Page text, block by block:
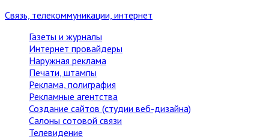
Связь, телекоммуникации, интернет
Газеты и журналы
Интернет провайдеры
Наружная реклама
Печати, штампы
Реклама, полиграфия
Рекламные агентства
Создание сайтов (студии веб-дизайна)
Салоны сотовой связи
Телевидение